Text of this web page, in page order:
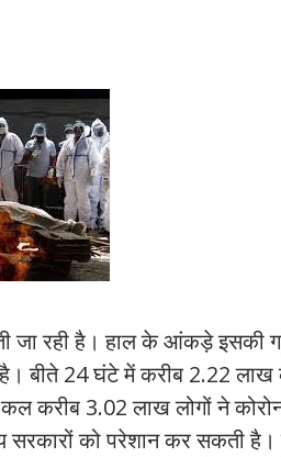
जा रही है। हाल के आंकड़े इसकी
बीते 24 घंटे में करीब 2.22
करीब 3.02 लाख लोगों ने
सरकारों को परेशान कर सकती